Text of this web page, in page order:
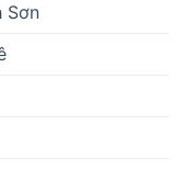
Sơn